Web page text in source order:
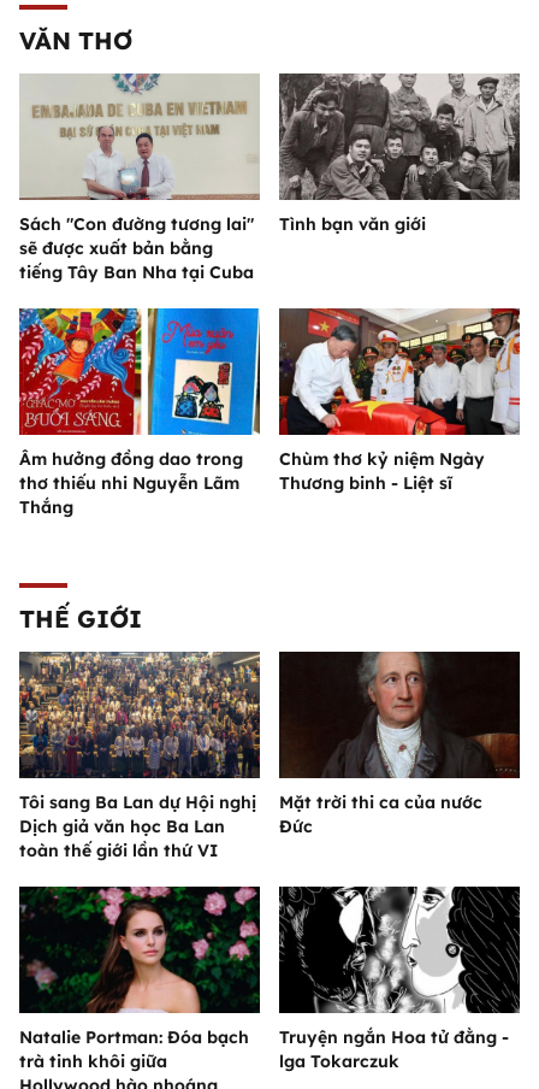
VĂN THƠ
Sách "Con đường tương lai"
sẽ được xuất bản bằng
tiếng Tây Ban Nha tại Cuba
Tình bạn văn giới
Âm hưởng đồng dao trong
thơ thiếu nhi Nguyễn Lãm
Thắng
Chùm thơ kỷ niệm Ngày
Thương binh - Liệt sĩ
THẾ GIỚI
Tôi sang Ba Lan dự Hội nghị
Dịch giả văn học Ba Lan
toàn thế giới lần thứ VI
Mặt trời thi ca của nước
Đức
Natalie Portman: Đóa bạch
trà tinh khôi giữa
Truyện ngắn Hoa tử đằng -
lga Tokarczuk